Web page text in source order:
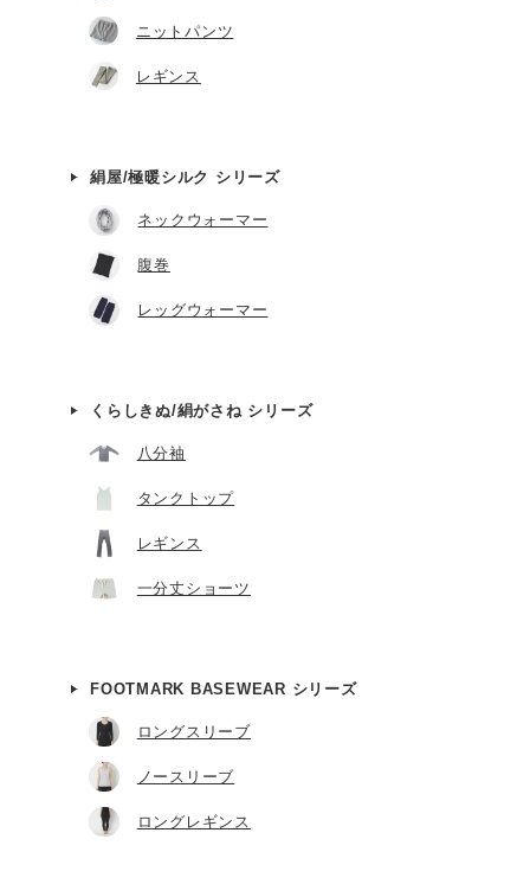
ニットパンツ
レギンス
絹屋/極暖シルク シリーズ
ネックウォーマー
腹巻
レッグウォーマー
くらしきぬ/絹がさね シリーズ
八分袖
タンクトップ
レギンス
一分丈ショーツ
FOOTMARK BASEWEAR シリーズ
ロングスリーブ
ノースリーブ
ロングレギンス